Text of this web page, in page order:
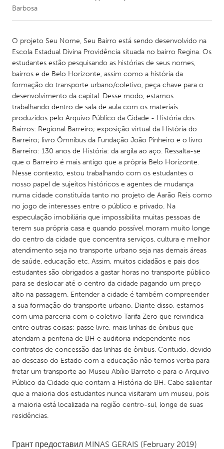
CANADA
Amherstburg
Kingston
Kitchener-Waterloo
New Glasgow
Newmarket
Ottawa
South Shore
Toronto
MALAYSIA
Kuala Lumpur
NETHERLANDS
Leiden
Rotterdam
Utrecht
QATAR
Qatar
SINGAPORE
Singapore
UNITED KINGDOM
Glasgow
UNITED STATES
Ann Arbor, MI
Austin, TX
Baltimore, MD
Boston, MA
Burlingame-San Mateo, CA
Cass Clay
Detroit, MI
Durham, NC
Barbosa
O projeto Seu Nome, Seu Bairro está sendo desenvolvido na
Escola Estadual Divina Providência situada no bairro Regina. Os
estudantes estão pesquisando as histórias de seus nomes,
bairros e de Belo Horizonte, assim como a história da
formação do transporte urbano/coletivo, peça chave para o
desenvolvimento da capital. Desse modo, estamos
trabalhando dentro de sala de aula com os materiais
produzidos pelo Arquivo Público da Cidade - História dos
Bairros: Regional Barreiro; exposição virtual da História do
Barreiro; livro Ômnibus da Fundação João Pinheiro e o livro
Barreiro: 130 anos de História: da argila ao aço. Ressalta-se
que o Barreiro é mais antigo que a própria Belo Horizonte.
Nesse contexto, estou trabalhando com os estudantes o
nosso papel de sujeitos históricos e agentes de mudança
numa cidade constituída tanto no projeto de Aarão Reis como
no jogo de interesses entre o público e privado. Na
especulação imobiliária que impossibilita muitas pessoas de
terem sua própria casa e quando possível moram muito longe
do centro da cidade que concentra serviços, cultura e melhor
atendimento seja no transporte urbano seja nas demais áreas
de saúde, educação etc. Assim, muitos cidadãos e pais dos
estudantes são obrigados a gastar horas no transporte público
para se deslocar até o centro da cidade pagando um preço
alto na passagem. Entender a cidade é também compreender
a sua formação do transporte urbano. Diante disso, estamos
com uma parceria com o coletivo Tarifa Zero que reivindica
entre outras coisas: passe livre, mais linhas de ônibus que
atendam a periferia de BH e auditoria independente nos
contratos de concessão das linhas de ônibus. Contudo, devido
ao descaso do Estado com a educação não temos verba para
fretar um transporte ao Museu Abílio Barreto e para o Arquivo
Público da Cidade que contam a História de BH. Cabe salientar
que a maioria dos estudantes nunca visitaram um museu, pois
a maioria está localizada na região centro-sul, longe de suas
residências.
Грант предоставил MINAS GERAIS (February 2019)